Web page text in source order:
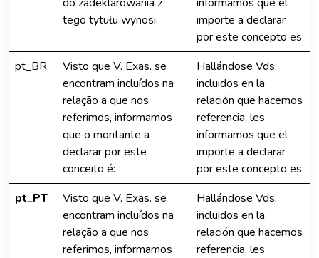
tego tytułu wynosi:
importe a declarar
por este concepto es:
pt_BR
Visto que V. Exas. se
encontram incluídos na
relação a que nos
referimos, informamos
que o montante a
declarar por este
conceito é:
Hallándose Vds.
incluidos en la
relación que hacemos
referencia, les
informamos que el
importe a declarar
por este concepto es:
pt_PT
Visto que V. Exas. se
encontram incluídos na
relação a que nos
referimos, informamos
Hallándose Vds.
incluidos en la
relación que hacemos
referencia, les